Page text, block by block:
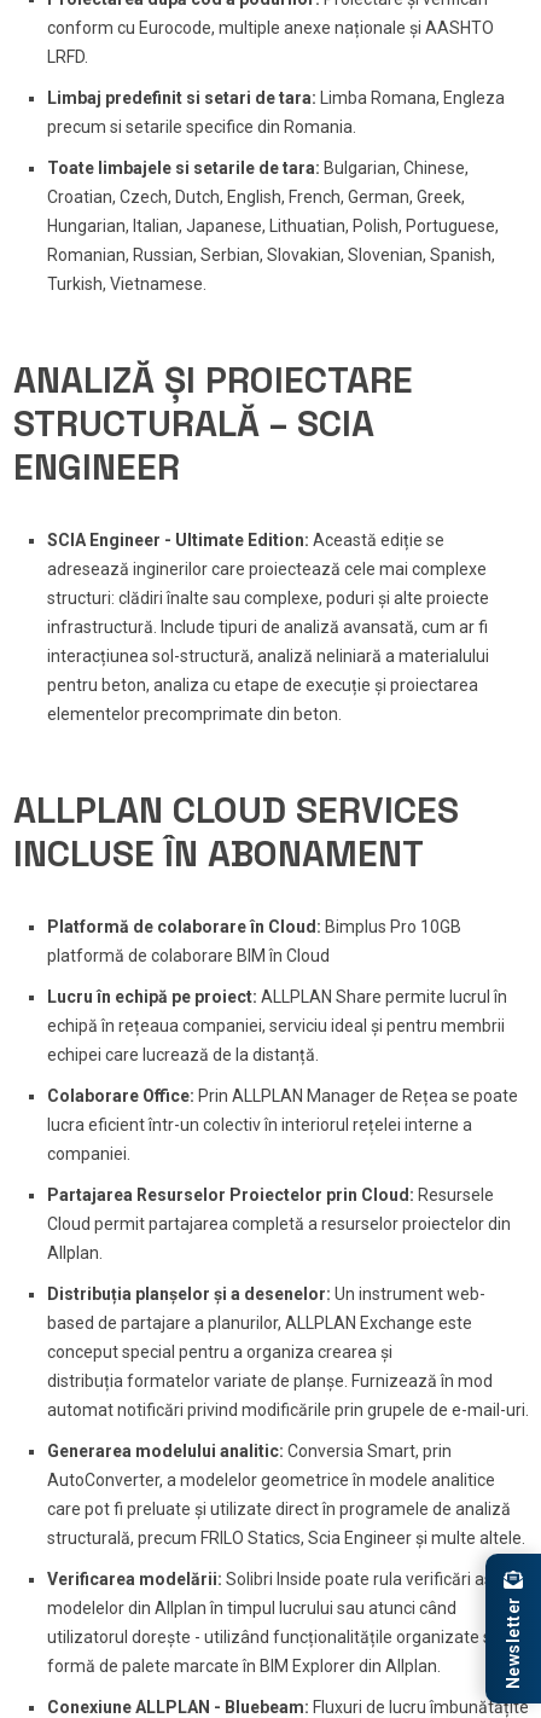
conform cu Eurocode, multiple anexe naționale și AASHTO
LRFD.
Limbaj predefinit si setari de tara: Limba Romana, Engleza
precum si setarile specifice din Romania.
Toate limbajele si setarile de tara: Bulgarian, Chinese,
Croatian, Czech, Dutch, English, French, German, Greek,
Hungarian, Italian, Japanese, Lithuatian, Polish, Portuguese,
Romanian, Russian, Serbian, Slovakian, Slovenian, Spanish,
Turkish, Vietnamese.
ANALIZĂ ȘI PROIECTARE
STRUCTURALĂ – SCIA
ENGINEER
SCIA Engineer - Ultimate Edition: Această ediție se
adresează inginerilor care proiectează cele mai complexe
structuri: clădiri înalte sau complexe, poduri și alte proiecte
infrastructură. Include tipuri de analiză avansată, cum ar fi
interacțiunea sol-structură, analiză neliniară a materialului
pentru beton, analiza cu etape de execuție și proiectarea
elementelor precomprimate din beton.
ALLPLAN CLOUD SERVICES
INCLUSE ÎN ABONAMENT
Platformă de colaborare în Cloud: Bimplus Pro 10GB
platformă de colaborare BIM în Cloud
Lucru în echipă pe proiect: ALLPLAN Share permite lucrul în
echipă în rețeaua companiei, serviciu ideal și pentru membrii
echipei care lucrează de la distanță.
Colaborare Office: Prin ALLPLAN Manager de Rețea se poate
lucra eficient într-un colectiv în interiorul rețelei interne a
companiei.
Partajarea Resurselor Proiectelor prin Cloud: Resursele
Cloud permit partajarea completă a resurselor proiectelor din
Allplan.
Distribuția planșelor și a desenelor: Un instrument web-
based de partajare a planurilor, ALLPLAN Exchange este
conceput special pentru a organiza crearea și
distribuția formatelor variate de planșe. Furnizează în mod
automat notificări privind modificările prin grupele de e-mail-uri.
Generarea modelului analitic: Conversia Smart, prin
AutoConverter, a modelelor geometrice în modele analitice
care pot fi preluate și utilizate direct în programele de analiză
structurală, precum FRILO Statics, Scia Engineer și multe altele.
Verificarea modelării: Solibri Inside poate rula verificări asupra
modelelor din Allplan în timpul lucrului sau atunci când
utilizatorul dorește - utilizând funcționalitățile organizate sub
formă de palete marcate în BIM Explorer din Allplan.
Conexiune ALLPLAN - Bluebeam: Fluxuri de lucru îmbunătățite
Newsletter